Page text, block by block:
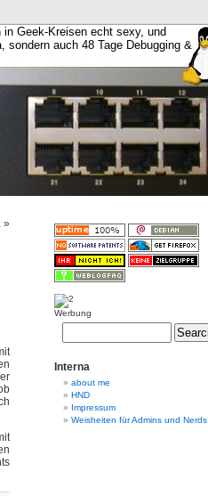
Geek-Kreisen echt sexy, und
sondern auch 48 Tage Debugging &
»
Werbung
Interna
about me
HND
Impressum
Weisheiten für Admins und Nerds